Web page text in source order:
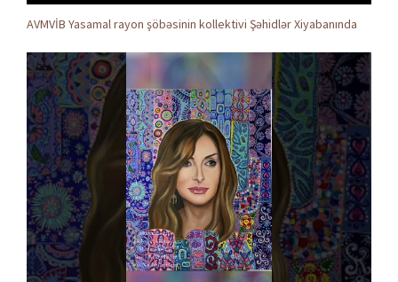
AVMVİB Yasamal rayon şöbəsinin kollektivi Şəhidlər Xiyabanında